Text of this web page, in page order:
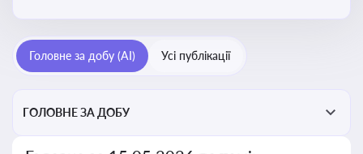
Головне за добу (AI) Усі публікації
ГОЛОВНЕ ЗА ДОБУ